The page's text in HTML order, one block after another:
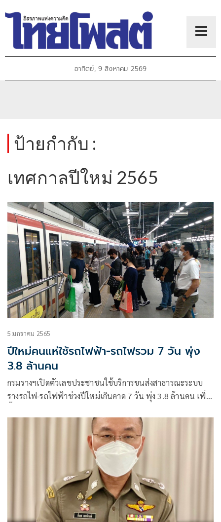
อาทิตย์, 9 สิงหาคม 2569
ป้ายกำกับ :
เทศกาลปีใหม่ 2565
5 มกราคม 2565
ปีใหม่คนแห่ใช้รถไฟฟ้า-รถไฟรวม 7 วัน พุ่ง
3.8 ล้านคน
กรมรางฯเปิดตัวเลขประชาชนใช้บริการขนส่งสาธารณะระบบ
รางรถไฟ-รถไฟฟ้าช่วงปีใหม่เกินคาด 7 วัน พุ่ง 3.8 ล้านคน เพิ่ม